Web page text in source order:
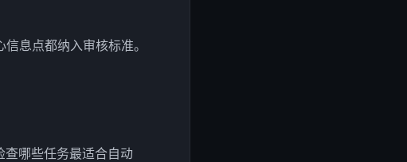
息点都纳入审核标准。
哪些任务最适合自动